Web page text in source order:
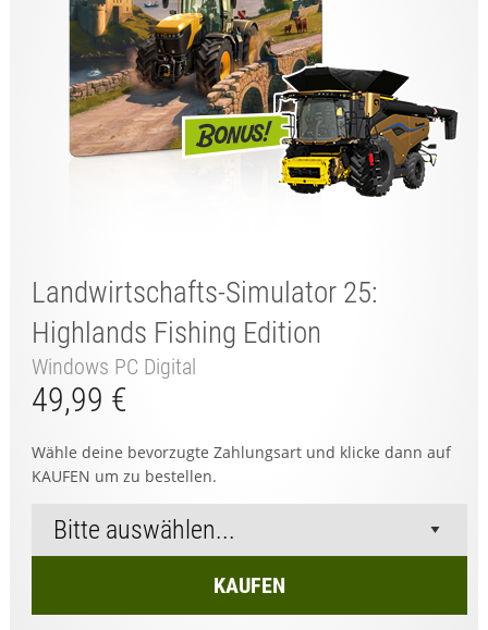
Landwirtschafts-Simulator 25:
Highlands Fishing Edition
Windows PC Digital
49,99 €
Wähle deine bevorzugte Zahlungsart und klicke dann auf
KAUFEN um zu bestellen.
KAUFEN